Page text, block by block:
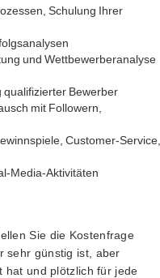
Schulung Ihrer
und Wettbewerberanalyse
qualifizierter Bewerber
mit Followern,
Customer-Service,
Media-Aktivitäten
Sie die Kostenfrage
sehr günstig ist, aber
hat und plötzlich für jede